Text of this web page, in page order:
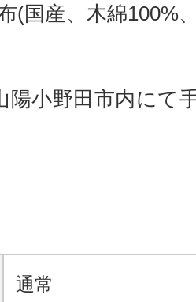
(国産、木綿100%
陽小野田市内にて
通常